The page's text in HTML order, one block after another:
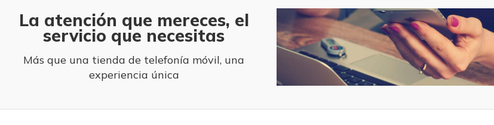
La atención que mereces, el
servicio que necesitas
Más que una tienda de telefonía móvil, una
experiencia única